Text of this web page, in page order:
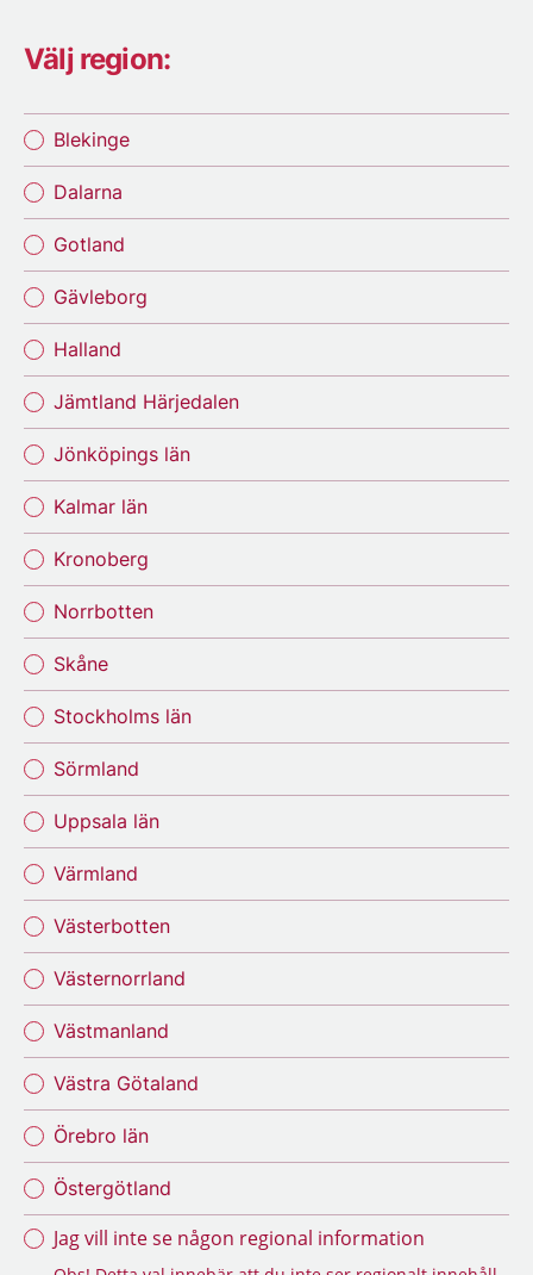
Välj region:
Blekinge
Dalarna
Gotland
Gävleborg
Halland
Jämtland Härjedalen
Jönköpings län
Kalmar län
Kronoberg
Norrbotten
Skåne
Stockholms län
Sörmland
Uppsala län
Värmland
Västerbotten
Västernorrland
Västmanland
Västra Götaland
Örebro län
Östergötland
Jag vill inte se någon regional information